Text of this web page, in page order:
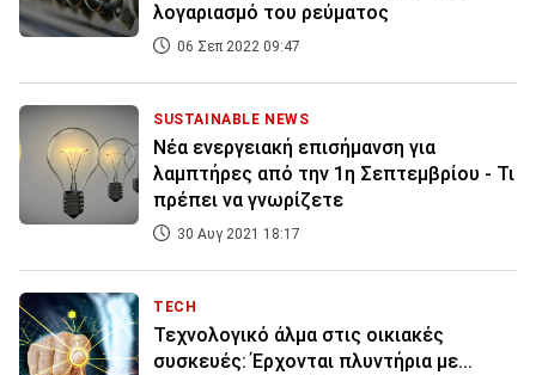
λογαριασμό του ρεύματος
06 Σεπ 2022 09:47
SUSTAINABLE NEWS
Νέα ενεργειακή επισήμανση για
λαμπτήρες από την 1η Σεπτεμβρίου - Τι
πρέπει να γνωρίζετε
30 Αυγ 2021 18:17
TECH
Τεχνολογικό άλμα στις οικιακές
συσκευές: Έρχονται πλυντήρια με...